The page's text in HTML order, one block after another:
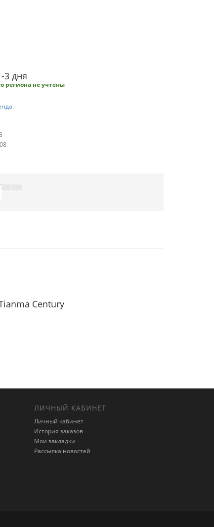
3 дня
региона не учтены
Century
ЛИЧНЫЙ КАБИНЕТ
Личный кабинет
История заказов
Мои закладки
Рассылка новостей